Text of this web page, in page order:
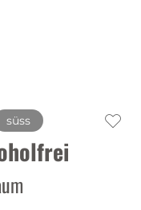
süss